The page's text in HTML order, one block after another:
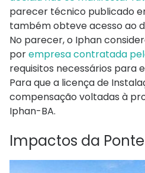
parecer técnico publicado
também obteve acesso ao
No parecer, o Iphan
porempresa contratada
requisitos necessários para
Para que a licença de
compensação voltadas à
Iphan-BA.
Impactos da